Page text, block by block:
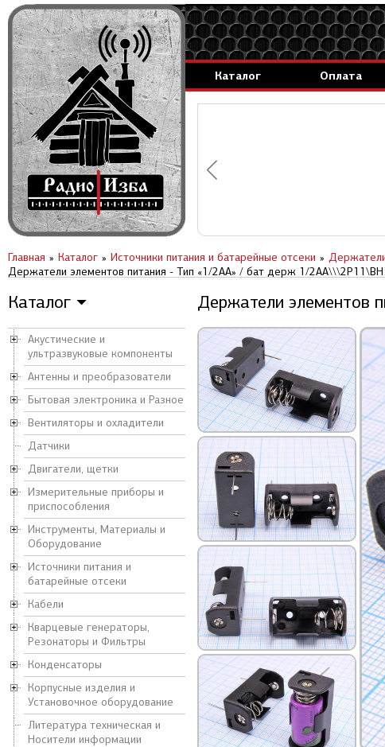
Каталог Оплата
генераторы.
за 1 день.
Каталог ▼
Акустические и
ультразвуковые компоненты
Антенны и преобразователи
Бытовая электроника и Разное
Вентиляторы и охладители
Датчики
Двигатели, щетки
Измерительные приборы и
приспособления
Инструменты, Материалы и
Оборудование
Источники питания и
батарейные отсеки
Кабели
Кварцевые генераторы,
Резонаторы и Фильтры
Конденсаторы
Корпусные изделия и
Установочное оборудование
Литература техническая и
Носители информации
Держатели элементов
Главная Каталог Источники питания и батарейные отсеки
Держатели элементов питания - Тип «1/2AA» / бат держ 1/